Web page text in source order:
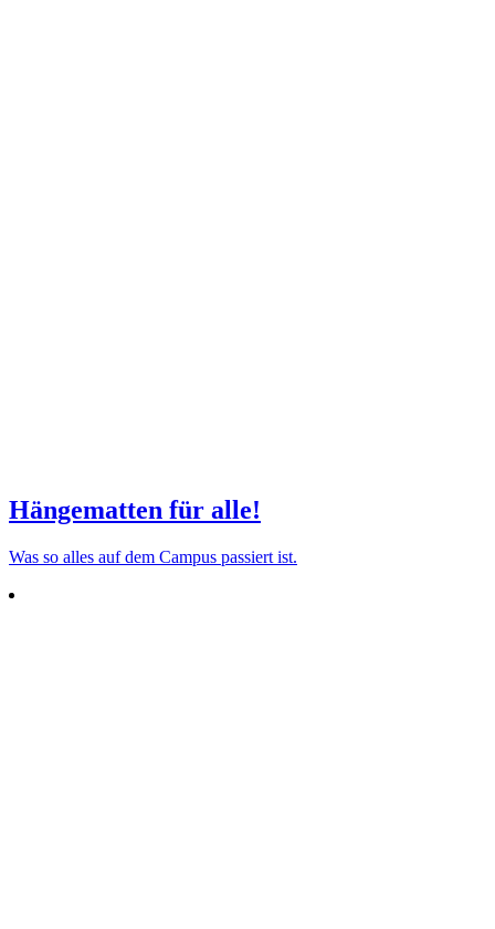
Hängematten für alle!
Was so alles auf dem Campus pas­siert ist.